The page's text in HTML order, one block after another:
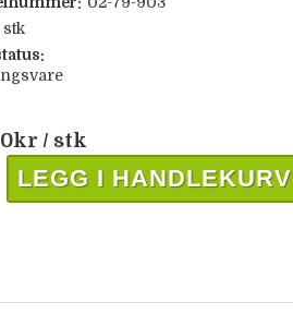
stk
kr / stk
LEGG I HANDLEKURV